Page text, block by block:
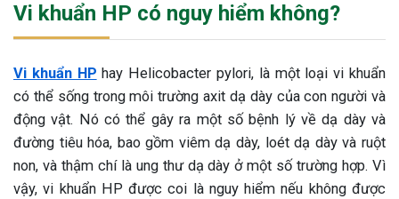
Vi khuẩn HP có nguy hiểm không?
Vi khuẩn HP hay Helicobacter pylori, là một loại vi khuẩn
có thể sống trong môi trường axit dạ dày của con người và
động vật. Nó có thể gây ra một số bệnh lý về dạ dày và
đường tiêu hóa, bao gồm viêm dạ dày, loét dạ dày và ruột
non, và thậm chí là ung thư dạ dày ở một số trường hợp. Vì
vậy, vi khuẩn HP được coi là nguy hiểm nếu không được